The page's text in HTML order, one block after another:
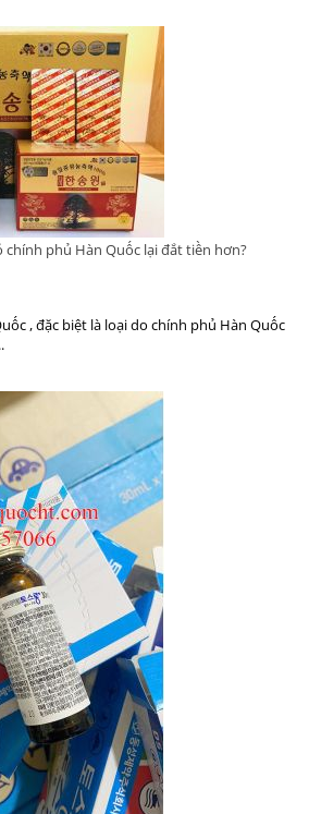
phủ Hàn Quốc lại đắt tiền hơn?
, đặc biệt là loại do chính phủ Hàn Quốc